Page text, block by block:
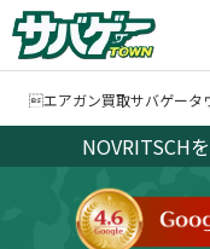
エアガン買取サバゲータ
NOVRITSCH